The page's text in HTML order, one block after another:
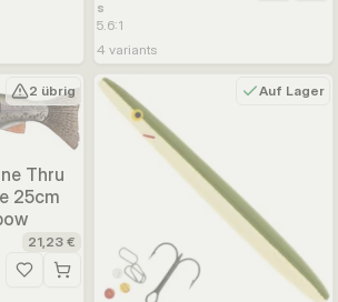
s
5.6:1
4 variants
2 übrig
Thru
25cm
21,23 €
Zur Wunschliste hinzufügen
Auf Lager